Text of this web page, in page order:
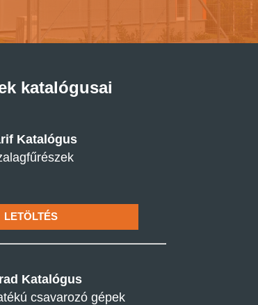
katalógusai
Katalógus
LETÖLTÉS
Katalógus
csavarozó gépek